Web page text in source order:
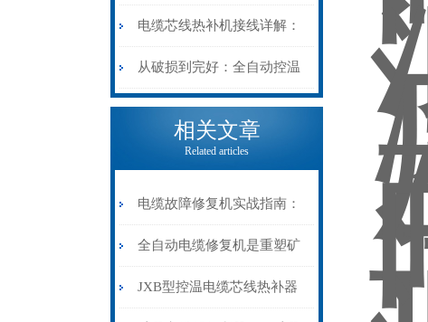
断逻辑
辑
工作原理：揭秘高效润滑的
机械密码
电缆芯线热补机接线详解：
从入门到精通
从破损到完好：全自动控温
电缆热补机的核心价值
相关文章
Related articles
电缆故障修复机实战指南：
从“盲测”到“精确定点”的三
步作业法
全自动电缆修复机是重塑矿
山电力动脉的“智能外科医
JXB型控温电缆芯线热补器